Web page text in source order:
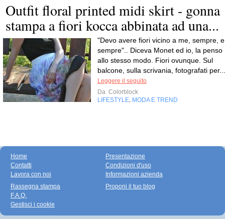
Outfit floral printed midi skirt - gonna
stampa a fiori kocca abbinata ad una...
"Devo avere fiori vicino a me, sempre, e
sempre".. Diceva Monet ed io, la penso
allo stesso modo. Fiori ovunque. Sul
balcone, sulla scrivania, fotografati per...
Leggere il seguito
Da Colorblock
LIFESTYLE, MODA E TREND
Home
Contatti
Lavora con noi
Presentazione
Condizioni d'uso
Informazioni azienda
Rassegna stampa
F.A.Q.
Gestisci i cookie
Proponi il tuo blog